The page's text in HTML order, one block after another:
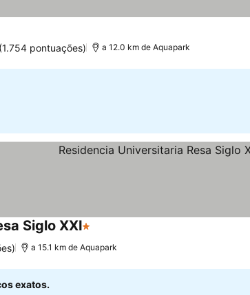
(1.754 pontuações) a 12.0 km de Aquapark
Siglo XXI1 Estrelas
a 15.1 km de Aquapark
exatos.